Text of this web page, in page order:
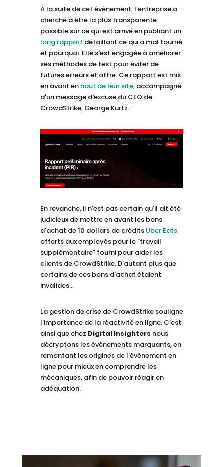
À la suite de cet évènement, l’entreprise a
cherché à être la plus transparente
possible sur ce qui est arrivé en publiant un
long rapport détaillant ce qui a mal tourné
et pourquoi. Elle s'est engagée à améliorer
ses méthodes de test pour éviter de
futures erreurs et offre. Ce rapport est mis
en avant en haut de leur site, accompagné
d'un message d'excuse du CEO de
CrowdStrike, George Kurtz.
En revanche, il n'est pas certain qu'il ait été
judicieux de mettre en avant les bons
d'achat de 10 dollars de crédits Uber Eats
offerts aux employés pour le "travail
supplémentaire" fourni pour aider les
clients de CrowdStrike. D'autant plus que
certains de ces bons d'achat étaient
invalides…
La gestion de crise de CrowdStrike souligne
l'importance de la réactivité en ligne. C'est
ainsi que chez Digital Insighters nous
décryptons les événements marquants, en
remontant les origines de l'événement en
ligne pour mieux en comprendre les
mécaniques, afin de pouvoir réagir en
adéquation.